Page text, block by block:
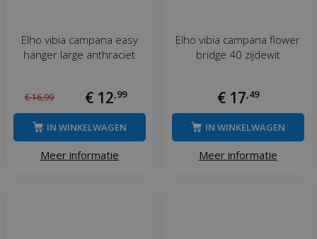
Elho vibia campana easy
hanger large anthraciet
€16,99 € 12 99
Meer informatie
IN WINKELWAGEN
Elho vibia campana flower
bridge 40 zijdewit
€ 17 49
Meer informatie
IN WINKELWAGEN